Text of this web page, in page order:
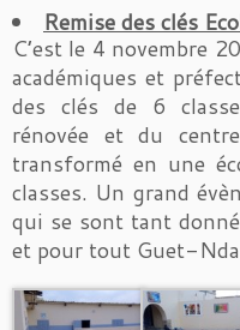
Remise des clés
C’est le 4 novembre
académiques et
des clés de 6
rénovée et du
transformé en une
classes. Un grand
qui se sont tant
et pour tout Guet-